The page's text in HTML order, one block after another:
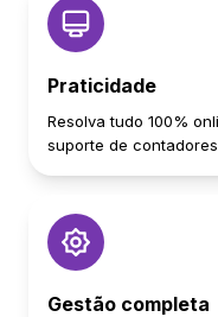
Praticidade
Resolva tudo 100%
suporte de
Gestão completa